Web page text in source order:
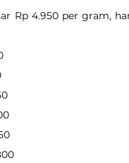
Rp 4.950 per gram,